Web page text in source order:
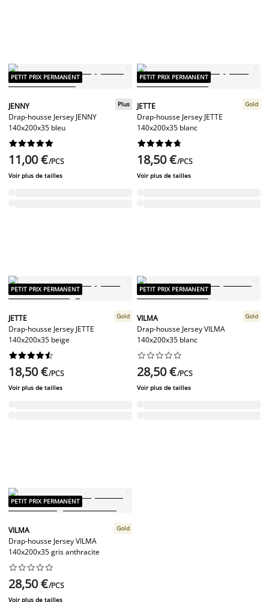
PETIT PRIX PERMANENT
JENNY
Drap-housse Jersey JENNY
140x200x35 bleu
Plus






11,00 €/PCS
Voir plus de tailles
PETIT PRIX PERMANENT
JETTE
Drap-housse Jersey JETTE
140x200x35 blanc
Gold






18,50 €/PCS
Voir plus de tailles
PETIT PRIX PERMANENT
JETTE
Drap-housse Jersey JETTE
140x200x35 beige
Gold






18,50 €/PCS
Voir plus de tailles
PETIT PRIX PERMANENT
VILMA
Drap-housse Jersey VILMA
140x200x35 blanc
Gold






28,50 €/PCS
Voir plus de tailles
PETIT PRIX PERMANENT
VILMA
Drap-housse Jersey VILMA
140x200x35 gris anthracite
Gold






28,50 €/PCS
Voir plus de tailles